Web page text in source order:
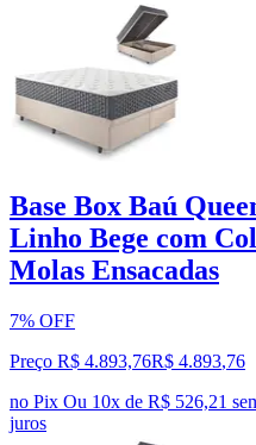
Base Box Baú
Linho Bege com
Molas Ensacadas
7% OFF
Preço R$ 4.893,76R$ 4.893,76
no Pix Ou 10x de R$ 526,21
juros